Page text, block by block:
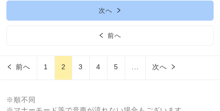
次へ
前へ
前へ 1 2 3 4 5 次へ
※順不同